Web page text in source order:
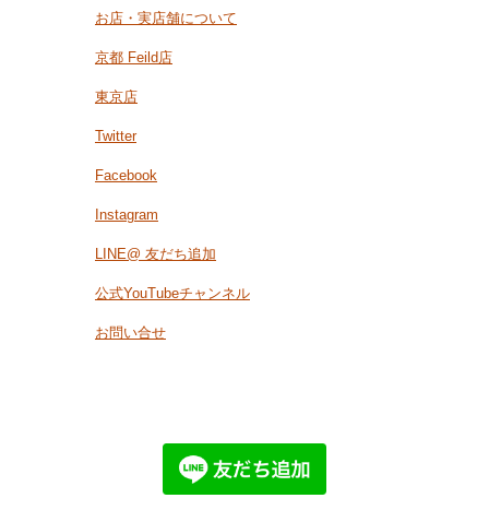
お店・実店舗について
京都 Feild店
東京店
Twitter
Facebook
Instagram
LINE@ 友だち追加
公式YouTubeチャンネル
お問い合せ